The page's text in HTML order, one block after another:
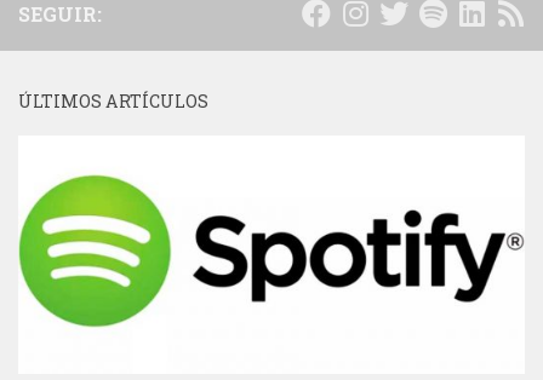
SEGUIR:
ÚLTIMOS ARTÍCULOS